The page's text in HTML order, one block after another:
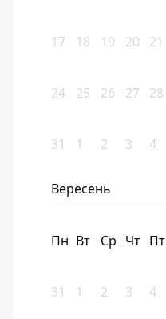
17 18 19 20 21
24 25 26 27 28
31 1 2 3 4
Вересень
Пн Вт Ср Чт Пт
31 1 2 3 4